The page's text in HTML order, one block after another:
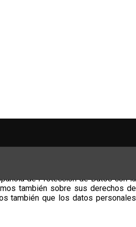
queda informado y presta su
de Protección de Datos con la
también sobre sus derechos de
también que los datos personales